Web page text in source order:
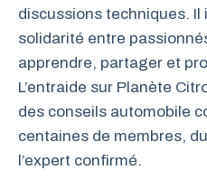
discussions techniques. Il
solidarité entre
apprendre, partager et
L’entraide sur Planète
des conseils automobile
centaines de membres,
l’expert confirmé.